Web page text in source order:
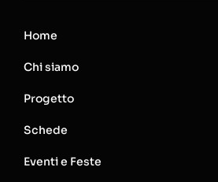
Home
Chi siamo
Progetto
Schede
Eventi e Feste